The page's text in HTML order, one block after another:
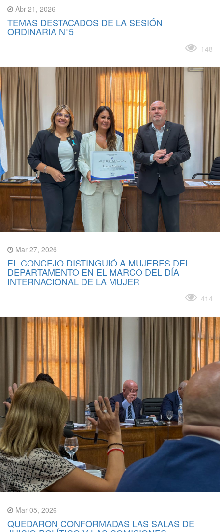
Abr 21, 2026
TEMAS DESTACADOS DE LA SESIÓN
ORDINARIA N°5
148
Mar 27, 2026
EL CONCEJO DISTINGUIÓ A MUJERES DEL
DEPARTAMENTO EN EL MARCO DEL DÍA
INTERNACIONAL DE LA MUJER
414
Mar 05, 2026
QUEDARON CONFORMADAS LAS SALAS DE